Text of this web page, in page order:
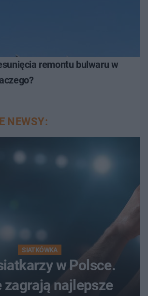
remontu bulwaru w
NEWSY:
SIATKÓWKA
w Polsce.
zagrają najlepsze